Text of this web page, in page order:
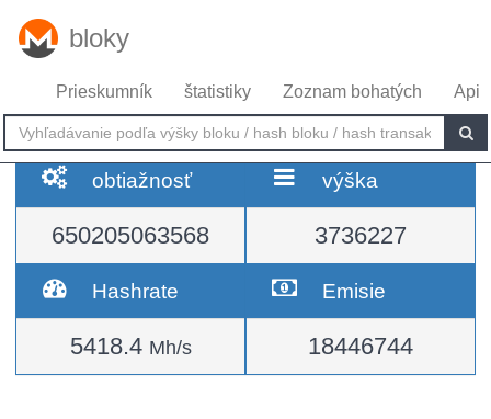
bloky
Prieskumník štatistiky Zoznam bohatých Api
obtiažnosť
650205063568
výška
3736227
Hashrate
5418.4 Mh/s
Emisie
18446744